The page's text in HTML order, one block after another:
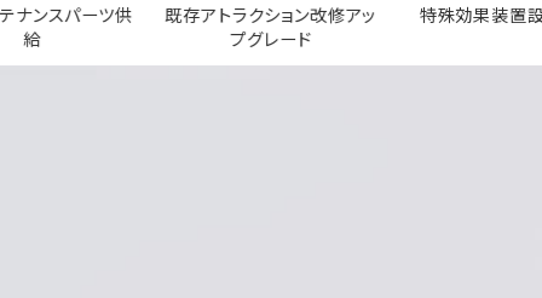
ション改修アッ
グレード
特殊効果装置設計供給
安全基準コンサ